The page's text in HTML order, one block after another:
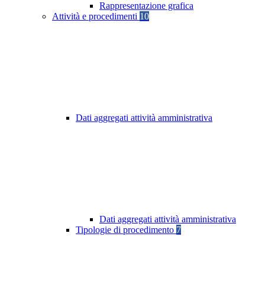
Rappresentazione grafica
Attività e procedimenti 10
Dati aggregati attività amministrativa
Dati aggregati attività amministrativa
Tipologie di procedimento 7